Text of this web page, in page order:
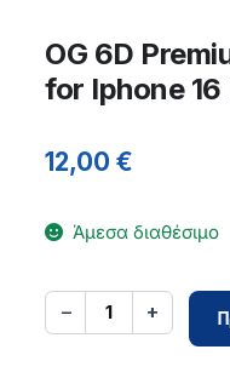
OG 6D
for Iphone 16
12,00€
Άμεσα διαθέσιμο
− 1 +
OG
6D